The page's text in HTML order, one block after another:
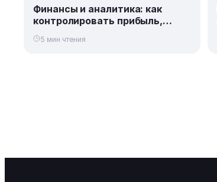
Финансы и аналитика: как
контролировать прибыль,
расходы и эффективность
бизнеса
5 мин чтения